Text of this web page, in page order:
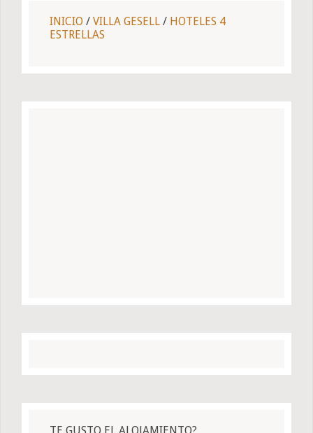
INICIO / VILLA GESELL / HOTELES 4
ESTRELLAS
TE GUSTO EL ALOJAMIENTO?